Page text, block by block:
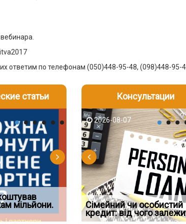
ответим по телефонам (050)448-95-48, (098)448-95-
для
2026-08-06
Документи, на яких не
проставляється апостиль:
пер
статьи
мільйони.
2026-08-07
Огляд практики ВС від
Ростислава Кравця, що
опублі
Консультации
ФОП печатка у
засто
2026-08-07
Сімейний чи особистий
кредит: від чого
2026-07-30
Восьмий ААС
підтвердив, що
скас